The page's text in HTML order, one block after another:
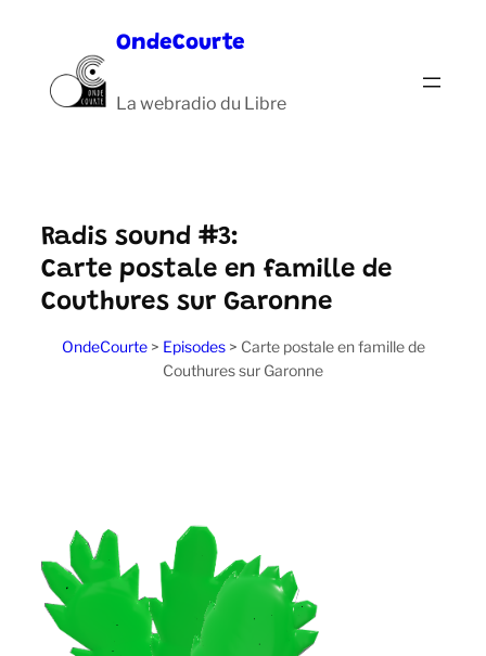
contenu
OndeCourte
La webradio du Libre
Radis sound #3:
Carte postale en famille de
Couthures sur Garonne
OndeCourte> Episodes> Carte postale en famille de
Couthures sur Garonne